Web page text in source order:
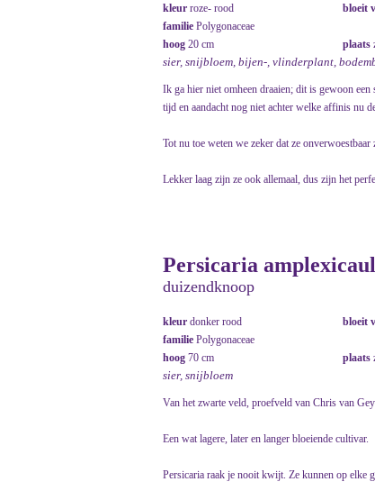
kleur roze- rood bloeit
familie Polygonaceae
hoog 20 cm plaats
sier, snijbloem, bijen-, vlinderplant,
Ik ga hier niet omheen draaien; dit is gewoon
tijd en aandacht nog niet achter welke affinis nu
Tot nu toe weten we zeker dat ze
Lekker laag zijn ze ook allemaal, dus zijn het
Persicaria
duizendknoop
kleur donker rood bloeit
familie Polygonaceae
hoog 70 cm plaats
sier, snijbloem
Van het zwarte veld, proefveld van Chris van
Een wat lagere, later en langer bloeiende cultivar.
Persicaria raak je nooit kwijt. Ze kunnen op elke